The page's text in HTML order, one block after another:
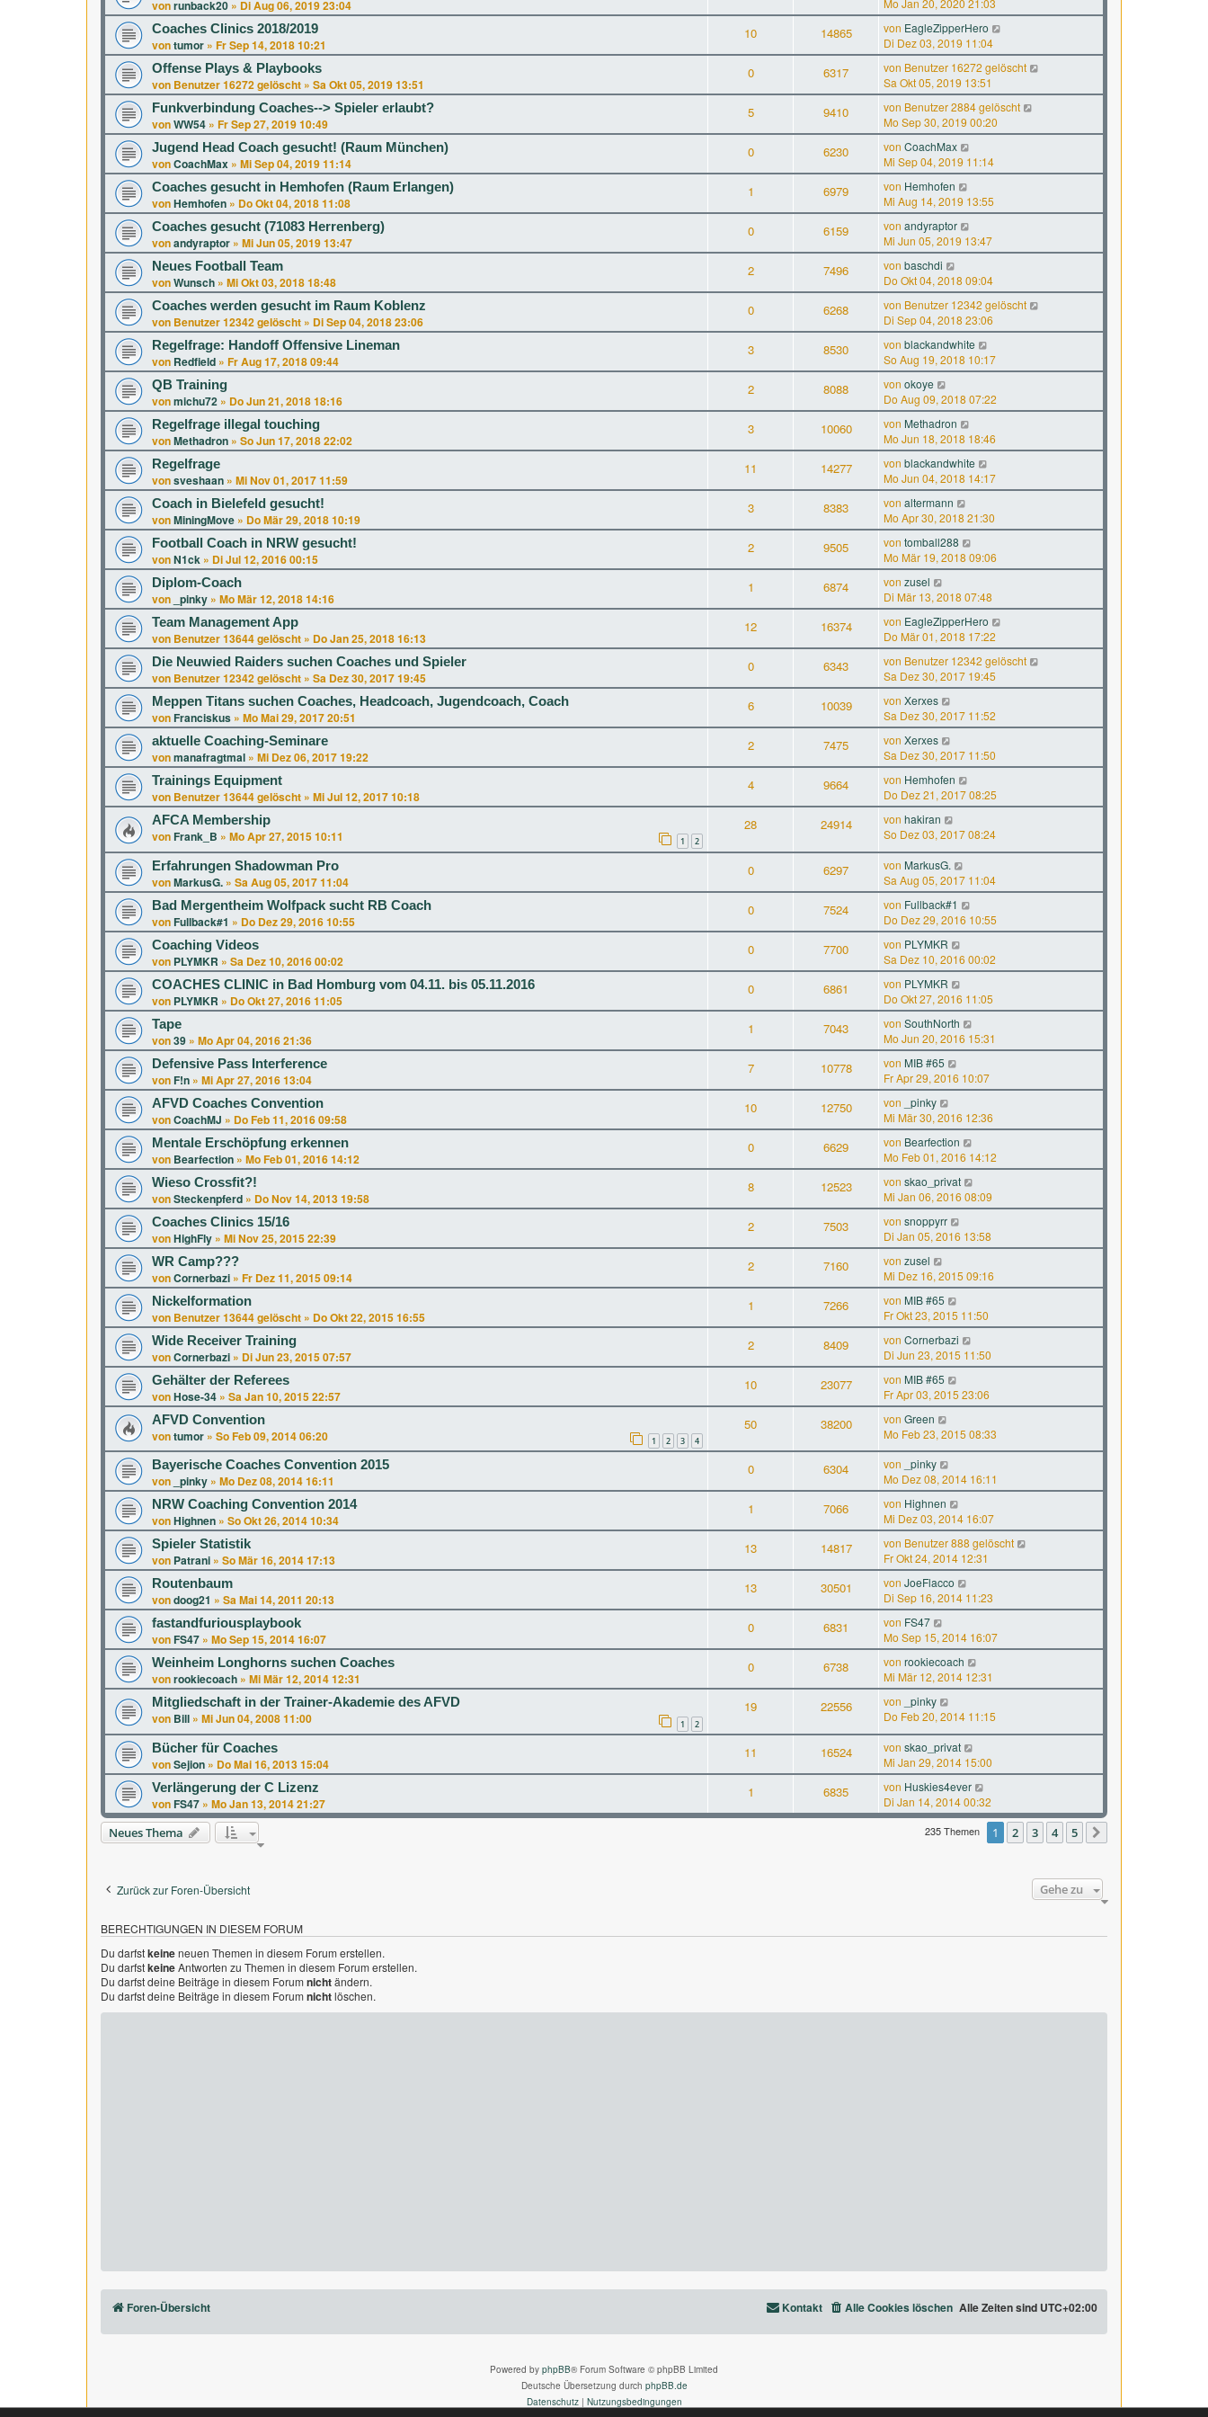
vonrunback20 » Di Aug 06, 2019 23:04
Mo Jan 20, 2020 21:03
Coaches Clinics 2018/2019
vontumor » Fr Sep 14, 2018 10:21
10 14865 von EagleZipperHero
Di Dez 03, 2019 11:04
Offense Plays & Playbooks
von Benutzer 16272 gelöscht » Sa Okt 05, 2019 13:51
0 6317 von Benutzer 16272 gelöscht
Sa Okt 05, 2019 13:51
Funkverbindung Coaches--> Spieler erlaubt?
vonWW54 » Fr Sep 27, 2019 10:49
5 9410 von Benutzer 2884 gelöscht
Mo Sep 30, 2019 00:20
Jugend Head Coach gesucht! (Raum München)
vonCoachMax » Mi Sep 04, 2019 11:14
0 6230 von CoachMax
Mi Sep 04, 2019 11:14
Coaches gesucht in Hemhofen (Raum Erlangen)
vonHemhofen » Do Okt 04, 2018 11:08
1 6979 von Hemhofen
Mi Aug 14, 2019 13:55
Coaches gesucht (71083 Herrenberg)
vonandyraptor » Mi Jun 05, 2019 13:47
0 6159 von andyraptor
Mi Jun 05, 2019 13:47
Neues Football Team
vonWunsch » Mi Okt 03, 2018 18:48
2 7496 von baschdi
Do Okt 04, 2018 09:04
Coaches werden gesucht im Raum Koblenz
von Benutzer 12342 gelöscht » Di Sep 04, 2018 23:06
0 6268 von Benutzer 12342 gelöscht
Di Sep 04, 2018 23:06
Regelfrage: Handoff Offensive Lineman
von Redfield » Fr Aug 17, 2018 09:44
3 8530 von blackandwhite
So Aug 19, 2018 10:17
QB Training
vonmichu72 » Do Jun 21, 2018 18:16
2 8088 von okoye
Do Aug 09, 2018 07:22
Regelfrage illegal touching
vonMethadron » So Jun 17, 2018 22:02
3 10060 von Methadron
Mo Jun 18, 2018 18:46
Regelfrage
vonsveshaan » Mi Nov 01, 2017 11:59
11 14277 von blackandwhite
Mo Jun 04, 2018 14:17
Coach in Bielefeld gesucht!
vonMiningMove » Do Mär 29, 2018 10:19
3 8383 von altermann
Mo Apr 30, 2018 21:30
Football Coach in NRW gesucht!
vonN1ck » Di Jul 12, 2016 00:15
2 9505 von tomball288
Mo Mär 19, 2018 09:06
Diplom-Coach
von _pinky » Mo Mär 12, 2018 14:16
1 6874 von zusel
Di Mär 13, 2018 07:48
Team Management App
von Benutzer 13644 gelöscht » Do Jan 25, 2018 16:13
12 16374 von EagleZipperHero
Do Mär 01, 2018 17:22
Die Neuwied Raiders suchen Coaches und Spieler
von Benutzer 12342 gelöscht » Sa Dez 30, 2017 19:45
0 6343 von Benutzer 12342 gelöscht
Sa Dez 30, 2017 19:45
Meppen Titans suchen Coaches, Headcoach, Jugendcoach, Coach
von Franciskus » Mo Mai 29, 2017 20:51
6 10039 von Xerxes
Sa Dez 30, 2017 11:52
aktuelle Coaching-Seminare
vonmanafragtmal » Mi Dez 06, 2017 19:22
2 7475 von Xerxes
Sa Dez 30, 2017 11:50
Trainings Equipment
von Benutzer 13644 gelöscht » Mi Jul 12, 2017 10:18
4 9664 von Hemhofen
Do Dez 21, 2017 08:25
AFCA Membership
von Frank_B » Mo Apr 27, 2015 10:11 1 2
28 24914 von hakiran
So Dez 03, 2017 08:24
Erfahrungen Shadowman Pro
vonMarkusG. » Sa Aug 05, 2017 11:04
0 6297 von MarkusG.
Sa Aug 05, 2017 11:04
Bad Mergentheim Wolfpack sucht RB Coach
von Fullback#1 » Do Dez 29, 2016 10:55
0 7524 von Fullback#1
Do Dez 29, 2016 10:55
Coaching Videos
von PLYMKR » Sa Dez 10, 2016 00:02
0 7700 von PLYMKR
Sa Dez 10, 2016 00:02
COACHES CLINIC in Bad Homburg vom 04.11. bis 05.11.2016
von PLYMKR » Do Okt 27, 2016 11:05
0 6861 von PLYMKR
Do Okt 27, 2016 11:05
Tape
von39 » Mo Apr 04, 2016 21:36
1 7043 von SouthNorth
Mo Jun 20, 2016 15:31
Defensive Pass Interference
von F!n » Mi Apr 27, 2016 13:04
7 10778 von MIB #65
Fr Apr 29, 2016 10:07
AFVD Coaches Convention
vonCoachMJ » Do Feb 11, 2016 09:58
10 12750 von
_pinky
Mi Mär 30, 2016 12:36
Mentale Erschöpfung erkennen
von Bearfection » Mo Feb 01, 2016 14:12
0 6629 von Bearfection
Mo Feb 01, 2016 14:12
Wieso Crossfit?!
vonSteckenpferd » Do Nov 14, 2013 19:58
8 12523 von skao_privat
Mi Jan 06, 2016 08:09
Coaches Clinics 15/16
vonHighFly » Mi Nov 25, 2015 22:39
2 7503 von snoppyrr
Di Jan 05, 2016 13:58
WR Camp???
vonCornerbazi » Fr Dez 11, 2015 09:14
2 7160 von zusel
Mi Dez 16, 2015 09:16
Nickelformation
von Benutzer 13644 gelöscht » Do Okt 22, 2015 16:55
1 7266 von MIB #65
Fr Okt 23, 2015 11:50
Wide Receiver Training
vonCornerbazi » Di Jun 23, 2015 07:57
2 8409 von Cornerbazi
Di Jun 23, 2015 11:50
Gehälter der Referees
vonHose-34 » Sa Jan 10, 2015 22:57
10 23077 von MIB #65
Fr Apr 03, 2015 23:06
AFVD Convention
vontumor » So Feb 09, 2014 06:20 1 2 3 4
50 38200 von Green
Mo Feb 23, 2015 08:33
Bayerische Coaches Convention 2015
von _pinky » Mo Dez 08, 2014 16:11
0 6304 von
_pinky
Mo Dez 08, 2014 16:11
NRW Coaching Convention 2014
vonHighnen » So Okt 26, 2014 10:34
1 7066 von Highnen
Mi Dez 03, 2014 16:07
Spieler Statistik
von Patrani » So Mär 16, 2014 17:13
13 14817 von Benutzer 888 gelöscht
Fr Okt 24, 2014 12:31
Routenbaum
vondoog21 » Sa Mai 14, 2011 20:13
13 30501 von JoeFlacco
Di Sep 16, 2014 11:23
fastandfuriousplaybook
von FS47 » Mo Sep 15, 2014 16:07
0 6831 von FS47
Mo Sep 15, 2014 16:07
Weinheim Longhorns suchen Coaches
vonrookiecoach » Mi Mär 12, 2014 12:31
0 6738 von rookiecoach
Mi Mär 12, 2014 12:31
Mitgliedschaft in der Trainer-Akademie des AFVD
von Bill » Mi Jun 04, 2008 11:00 1 2
19 22556 von
_pinky
Do Feb 20, 2014 11:15
Bücher für Coaches
vonSejion » Do Mai 16, 2013 15:04
11 16524 von skao_privat
Mi Jan 29, 2014 15:00
Verlängerung der C Lizenz
von FS47 » Mo Jan 13, 2014 21:27
1 6835 von Huskies4ever
Di Jan 14, 2014 00:32
Neues Thema 235 Themen 1 2 3 4 5
Zurück zur Foren-Übersicht Gehe zu
BERECHTIGUNGEN IN DIESEM FORUM
Du darfstkeineneuen Themen in diesem Forum erstellen.
Du darfstkeineAntworten zu Themen in diesem Forum erstellen.
Du darfst deine Beiträge in diesem Forumnichtändern.
Du darfst deine Beiträge in diesem Forumnichtlöschen.
Foren-Übersicht Alle Zeiten sind UTC+02:00
Alle Cookies löschen
Kontakt
Powered by phpBB® Forum Software © phpBB Limited
Deutsche Übersetzung durch phpBB.de
Datenschutz| Nutzungsbedingungen